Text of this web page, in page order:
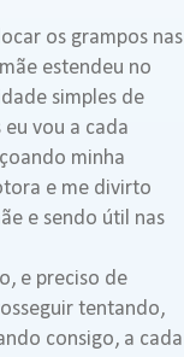
os grampos nas
estendeu no
simples de
vou a cada
minha
e me divirto
e sendo útil nas
e preciso de
tentando,
consigo, a cada